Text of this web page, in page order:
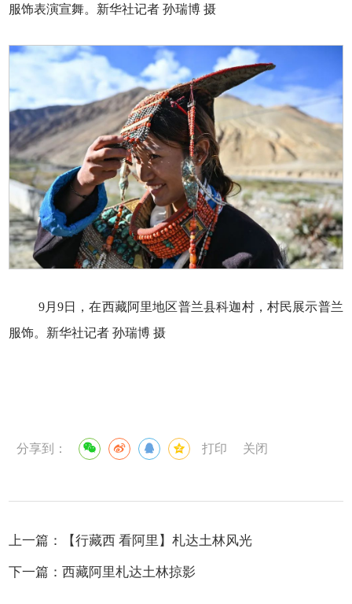
服饰表演宣舞。新华社记者 孙瑞博 摄
9月9日，在西藏阿里地区普兰县科迦村，村民展示普兰
服饰。新华社记者 孙瑞博 摄
分享到： 打印 关闭
上一篇： 【行藏西 看阿里】札达土林风光
下一篇：西藏阿里札达土林掠影